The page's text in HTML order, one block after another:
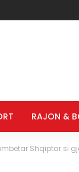
RAJON &
Shqiptar si